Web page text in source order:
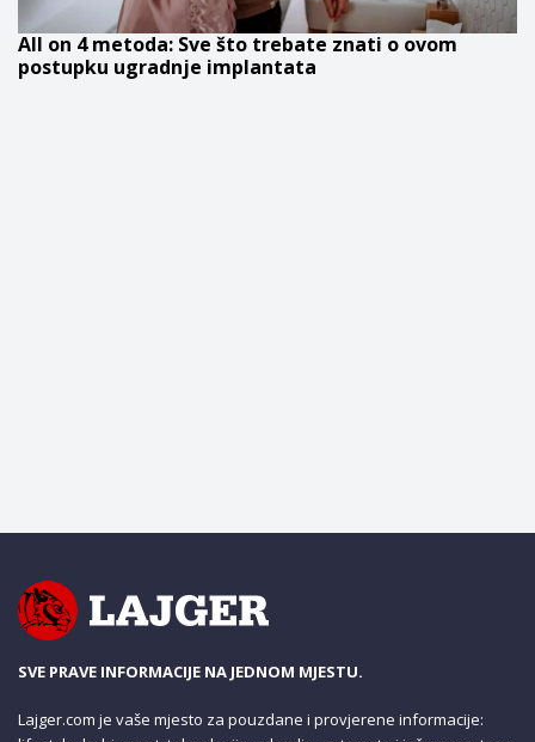
All on 4 metoda: Sve što trebate znati o ovom
postupku ugradnje implantata
SVE PRAVE INFORMACIJE NA JEDNOM MJESTU.
Lajger.com je vaše mjesto za pouzdane i provjerene informacije: